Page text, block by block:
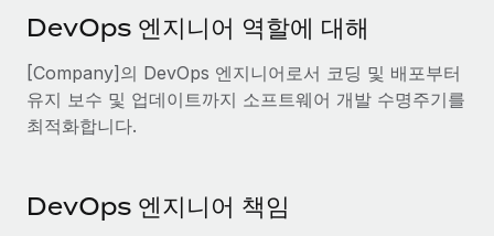
글로벌 인사 및 규정 준수 업무 처리에 전문가 지원 제공
신원 조사
채용 후보자 심사 프로세스 간소화
기기 관리
사례 연구
모든 리소스 보기
글로벌 급여
DevOps 엔지니어 역할에 대해
[Company]의 DevOps 엔지니어로서 코딩 및 배포부터
유지 보수 및 업데이트까지 소프트웨어 개발 수명주기를
최적화합니다.
DevOps 엔지니어 책임